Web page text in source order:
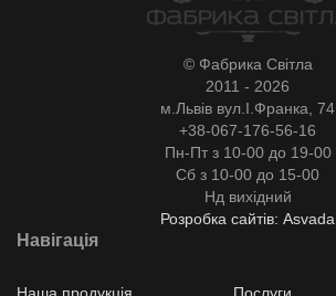
© Фабрика Світла
2011 - 2026
м.Львів вул.І.Франка, 74
+38-067-176-56-16
Пн-Пт з 10-00 до 19-00
Сб з 10-00 до 15-00
Нд вихідний
Розробка сайтів: Asvada
Навігація